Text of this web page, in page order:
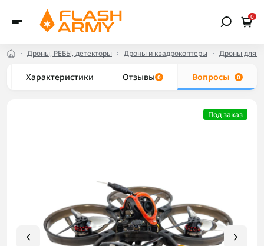
0
Дроны, РЕБЫ, детекторы Дроны и квадрокоптеры Дроны для
Характеристики Отзывы 0 Вопросы 0
Под заказ